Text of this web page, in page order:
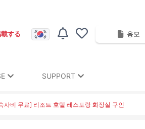
する 응모
SUPPORT
비 무료] 리조트 호텔 레스토랑 화장실 구인